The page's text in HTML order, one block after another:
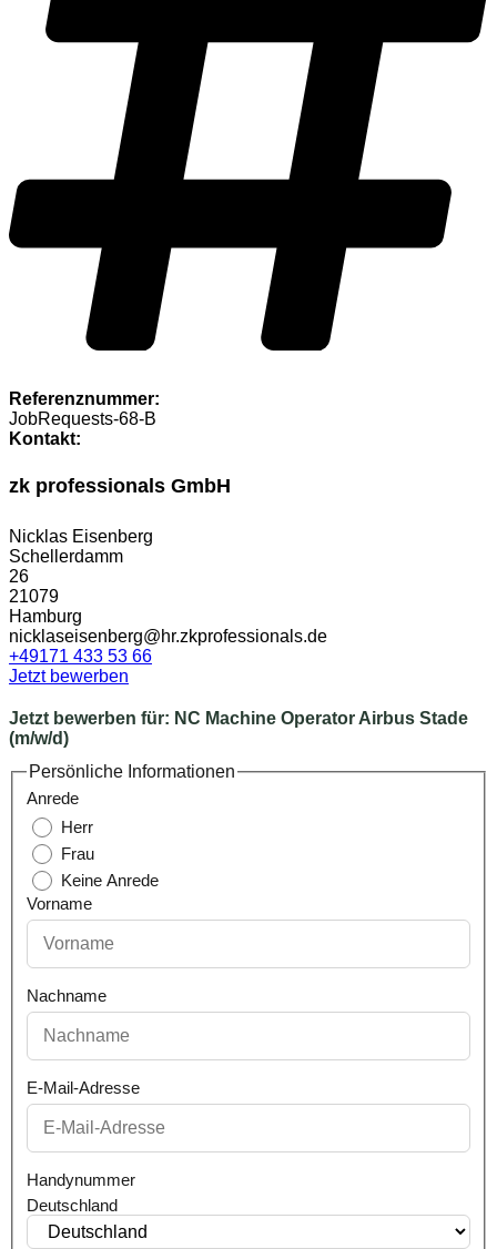
Referenznummer:
JobRequests-68-B
Kontakt:
zk professionals GmbH
Nicklas Eisenberg
Schellerdamm
26
21079
Hamburg
nicklaseisenberg@hr.zkprofessionals.de
+49171 433 53 66
Jetzt bewerben
Jetzt bewerben für: NC Machine Operator Airbus Stade
(m/w/d)
Persönliche Informationen
Anrede
Herr
Frau
Keine Anrede
Vorname
Nachname
E-Mail-Adresse
Handynummer
Deutschland